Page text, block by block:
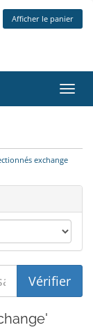
Afficher le panier
la
exchange